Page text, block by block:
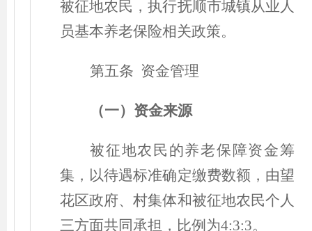
被征地农民，执行抚顺市城镇从业人
员基本养老保险相关政策。
第五条 资金管理
（一）资金来源
被征地农民的养老保障资金筹
集，以待遇标准确定缴费数额，由望
花区政府、村集体和被征地农民个人
三方面共同承担，比例为4:3:3。